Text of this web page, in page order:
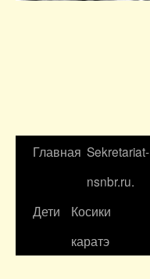
Главная Sekretariat-
nsnbr.ru.
Дети
Косики
каратэ